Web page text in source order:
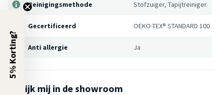
Reinigingsmethode Stofzuiger, Tapijtreiniger
Gecertificeerd OEKO-TEX® STANDARD 100
Anti allergie Ja
Bekijk mij in de showroom
5% Korting?